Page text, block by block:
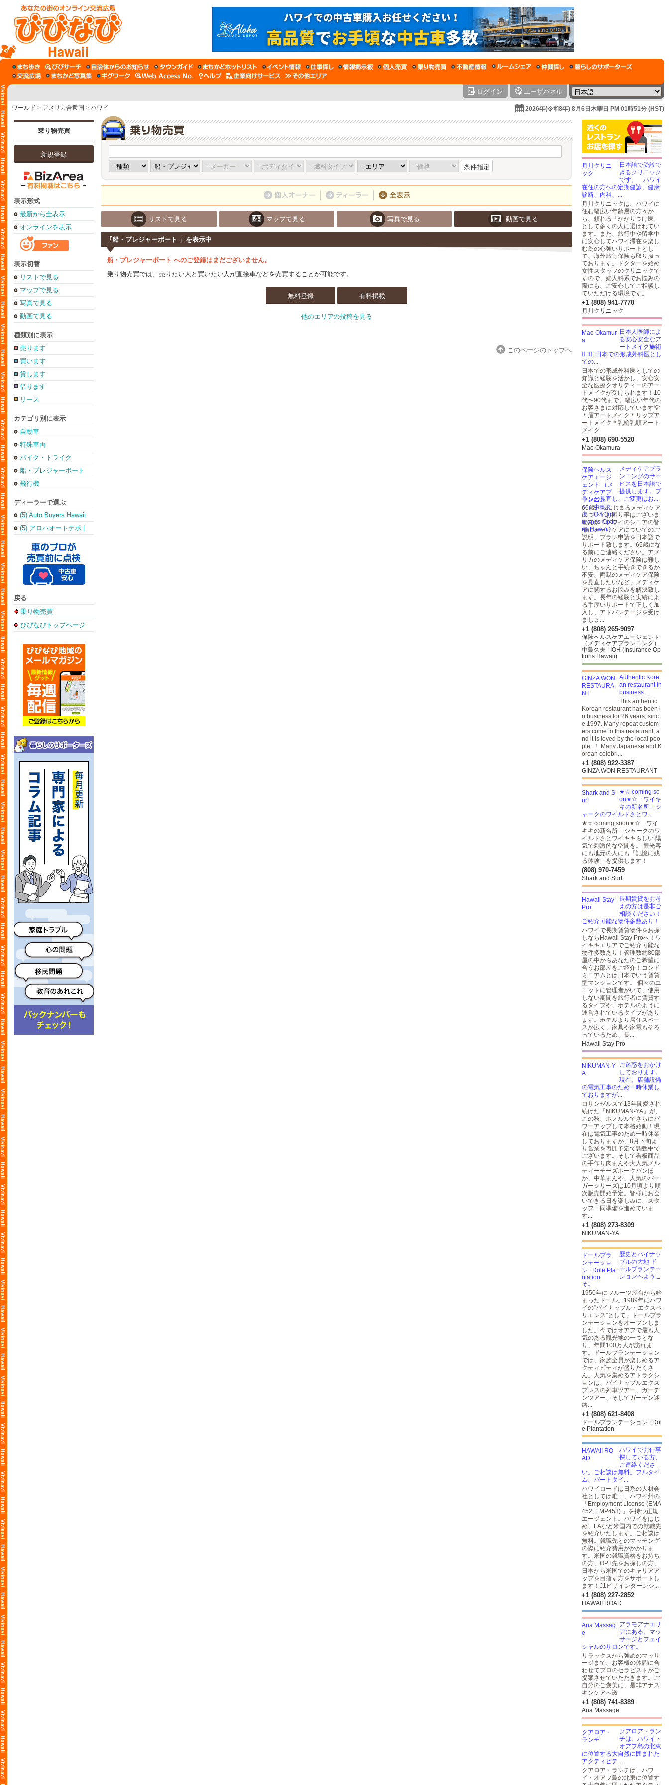
Hawaii
ログイン ユーザパネル
ワールド > アメリカ合衆国 > ハワイ 2026年(令和8年) 8月6日木曜日 PM 01時51分 (HST)
乗り物売買
新規登録
表示形式
最新から全表示
オンラインを表示
表示切替
リストで見る
マップで見る
写真で見る
動画で見る
種類別に表示
売ります
買います
貸します
借ります
リース
カテゴリ別に表示
自動車
特殊車両
バイク・トライク
船・プレジャーボート
飛行機
ディーラーで選ぶ
(5) Auto Buyers Hawaii
(5) アロハオートデポ |
Aloha Auto Depot
戻る
乗り物売買
びびなびトップページ
条件指定
リストで見る マップで見る 写真で見る 動画で見る
「船・プレジャーボート 」を表示中
船・プレジャーボート へのご登録はまだございません。
乗り物売買では、売りたい人と買いたい人が直接車などを売買することが可能です。
無料登録 有料掲載
他のエリアの投稿を見る
このページのトップへ
日本語で受診で
きるクリニック
です。 ハワイ
在住の方への定期健診、健康
診断、内科、...
月川クリニックは、ハワイに
住む幅広い年齢層の方々か
ら、頼れる「かかりつけ医」
として多くの人に選ばれてい
ます。また、旅行中や留学中
に安心してハワイ滞在を楽し
む為の心強いサポートとし
て、海外旅行保険も取り扱っ
ております。ドクターを始め
女性スタッフのクリニックで
すので、婦人科系でお悩みの
際にも、ご安心してご相談し
ていただける環境です。
+1 (808) 941-7770
月川クリニック
日本人医師によ
る安心安全なア
ートメイク施術
👩🏽‍⚕️✨日本での形成外科医とし
ての...
日本での形成外科医としての
知識と経験を活かし、安心安
全な医療クオリティーのアー
トメイクが受けられます！10
代〜90代まで、幅広い年代の
お客さまに対応しています💡
＊眉アートメイク＊リップア
ートメイク＊乳輪乳頭アート
メイク
+1 (808) 690-5520
Mao Okamura
メディケアプラ
ンニングのサー
ビスを日本語で
提供します。プ
ランの見直し、ご変更はお...
65歳からはじまるメディケア
についてお困り事はございま
せんか？ハワイのシニアの皆
様にメディケアについてのご
説明、プラン申請を日本語で
サポート致します。65歳にな
る前にご連絡ください。アメ
リカのメディケア保険は難し
い、ちゃんと手続きできるか
不安、両親のメディケア保険
を見直したいなど、メディケ
アに関するお悩みを解決致し
ます。長年の経験と実績によ
る手厚いサポートで正しく加
入し、アドバンテージを受け
ましょ...
+1 (808) 265-9097
保険ヘルスケアエージェント
（メディケアプランニング）
中島久夫 | IOH (Insurance Op
tions Hawaii)
Authentic Kore
an restaurant in
business ...
This authentic
Korean restaurant has been i
n business for 26 years, sinc
e 1997. Many repeat custom
ers come to this restaurant, a
nd it is loved by the local peo
ple. ！ Many Japanese and K
orean celebri...
+1 (808) 922-3387
GINZA WON RESTAURANT
★☆ coming so
on★☆ ワイキ
キの新名所 – シ
ャークのワイルドさとワ...
★☆ coming soon★☆ ワイ
キキの新名所 – シャークのワ
イルドさとワイキキらしい 陽
気で刺激的な空間を。 観光客
にも地元の人にも「記憶に残
る体験」を提供します！
(808) 970-7459
Shark and Surf
長期賃貸をお考
えの方は是非ご
相談ください！
ご紹介可能な物件多数あり！
ハワイで長期賃貸物件をお探
しならHawaii Stay Proへ！ワ
イキキエリアでご紹介可能な
物件多数あり！管理数約80部
屋の中からあなたのご希望に
合うお部屋をご紹介！コンド
ミニアムとは日本でいう賃貸
型マンションです。 個々のユ
ニットに管理者がいて、使用
しない期間を旅行者に賃貸す
るタイプや、ホテルのように
運営されているタイプがあり
ます。ホテルより居住スペー
スが広く、家具や家電もそろ
っているため、長...
Hawaii Stay Pro
ご迷惑をおかけ
しております。
現在、店舗設備
の電気工事のため一時休業し
ておりますが...
ロサンゼルスで13年間愛され
続けた「NIKUMAN-YA」が、
この秋、ホノルルでさらにパ
ワーアップして本格始動！現
在は電気工事のため一時休業
しておりますが、8月下旬よ
り営業を再開予定で調整中で
ございます。そして看板商品
の手作り肉まんや大人気メル
ティーチーズポークバンほ
か、中華まんや、人気のバー
ガーシリーズは10月頃より順
次販売開始予定。皆様にお会
いできる日を楽しみに、スタ
ッフ一同準備を進めていま
す...
+1 (808) 273-8309
NIKUMAN-YA
歴史とパイナッ
プルの大地 ド
ールプランテー
ションへようこ
そ。
1950年にフルーツ屋台から始
まったドール。1989年にハワ
イの”パイナップル・エクスペ
リエンス”として、ドールプラ
ンテーションをオープンしま
した。今ではオアフで最も人
気のある観光地の一つとな
り、年間100万人が訪れま
す。ドールプランテーション
では、家族全員が楽しめるア
クティビティが盛りだくさ
ん。人気を集めるアトラクシ
ョンは、パイナップルエクス
プレスの列車ツアー、ガーデ
ンツアー、そしてガーデン迷
路...
+1 (808) 621-8408
ドールプランテーション | Dol
e Plantation
ハワイでお仕事
探している方、
ご連絡くださ
い。ご相談は無料。フルタイ
ム、パートタイ...
ハワイロードは日系の人材会
社としては唯一、ハワイ州の
「Employment License (EMA
452, EMP453) 」を持つ正規
エージェント。ハワイをはじ
め、LAなど米国内での就職先
を紹介いたします。ご相談は
無料。就職先とのマッチング
の際に紹介費用がかかりま
す。米国の就職資格をお持ち
の方、OPT先をお探しの方、
日本から米国でのキャリアア
ップを目指す方をサポートし
ます！J1ビザインターンシ...
+1 (808) 227-2852
HAWAII ROAD
アラモアナエリ
アにある、マッ
サージとフェイ
シャルのサロンです。
リラックスから強めのマッサ
ージまで、お客様の体調に合
わせてプロのセラピストがご
提案させていただきます。ご
自分のご褒美に、是非アナス
キンケアへ🌺
+1 (808) 741-8389
Ana Massage
クアロア・ラン
チは、ハワイ・
オアフ島の北東
に位置する大自然に囲まれた
アクティビテ...
クアロア・ランチは、ハワ
イ・オアフ島の北東に位置す